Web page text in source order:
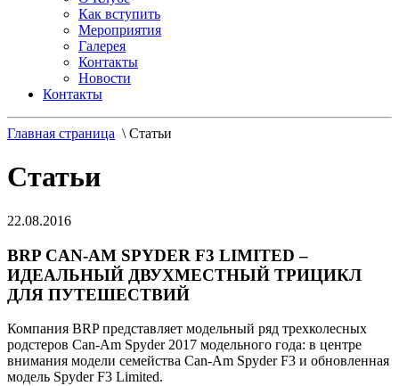
Как вступить
Мероприятия
Галерея
Контакты
Новости
Контакты
Главная страница \ Статьи
Статьи
22.08.2016
BRP CAN-AM SPYDER F3 LIMITED –
ИДЕАЛЬНЫЙ ДВУХМЕСТНЫЙ ТРИЦИКЛ
ДЛЯ ПУТЕШЕСТВИЙ
Компания BRP представляет модельный ряд трехколесных
родстеров Can-Am Spyder 2017 модельного года: в центре
внимания модели семейства Can-Am Spyder F3 и обновленная
модель Spyder F3 Limited.